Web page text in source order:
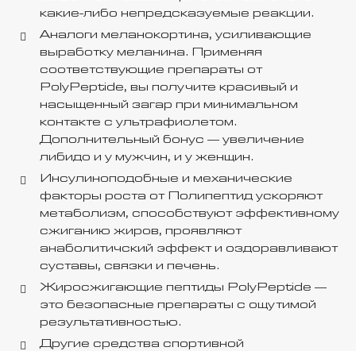
какие-либо непредсказуемые реакции.
Аналоги меланокортина, усиливающие
выработку меланина. Применяя
соответствующие препараты от
PolyPeptide, вы получите красивый и
насыщенный загар при минимальном
контакте с ультрафиолетом.
Дополнительный бонус — увеличение
либидо и у мужчин, и у женщин.
Инсулиноподобные и механические
факторы роста от Полипептид ускоряют
метаболизм, способствуют эффективному
сжиганию жиров, проявляют
анаболитичский эффект и оздоравливают
суставы, связки и печень.
Жиросжигающие пептиды PolyPeptide —
это безопасные препараты с ощутимой
результативностью.
Другие средства спортивной